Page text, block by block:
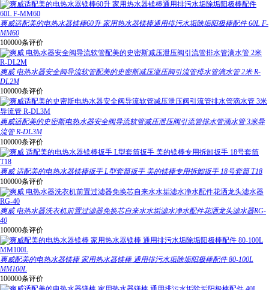
爽威适配美的电热水器镁棒60升 家用热水器镁棒通用排污水垢除垢阳极棒配件 60L F-
MM60
100000条评价
爽威 电热水器安全阀导流软管配美的史密斯减压泄压阀引流管排水管滴水管 2米 R-
DL2M
100000条评价
爽威适配美的史密斯电热水器安全阀导流软管减压泄压阀引流管排水管滴水管 3米导
流管 R-DL3M
100000条评价
爽威 适配美的电热水器镁棒扳手 L型套筒扳手 美的镁棒专用拆卸扳手 18号套筒 T18
100000条评价
爽威 电热水器洗衣机前置过滤器免换芯自来水水垢滤水净水配件花洒龙头滤水器RG-
40
100000条评价
爽威配美的电热水器镁棒 家用热水器镁棒 通用排污水垢除垢阳极棒配件 80-100L
MM100L
100000条评价